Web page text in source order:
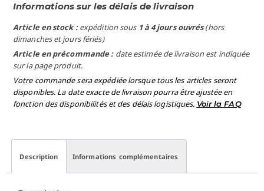
Informations sur les délais de livraison
Article en stock :expédition sous 1 à 4 jours ouvrés(hors
dimanches et jours fériés)
Article en précommande : date estimée de livraison est indiquée
sur la page produit.
Votre commande sera expédiée lorsque tous les articles seront
disponibles. La date exacte de livraison pourra être ajustée en
fonction des disponibilités et des délais logistiques. Voir la FAQ
Description Informations complémentaires